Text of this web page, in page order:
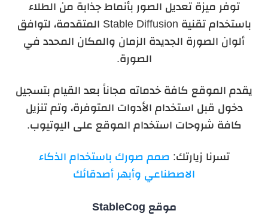
توفر ميزة تعديل الصور بأنماط جذابة من الطلاء
باستخدامتقنية Stable Diffusion المتقدمة، لتوافق
ألوان الصورة الجديدة الزمان والمكان المحدد في
الصورة.
يقدم الموقع كافة خدماته مجاناً بعد القيام بتسجيل
دخول قبل استخدام الأدوات المتوفرة، وتم تنزيل
كافة شروحات استخدام الموقع على اليوتيوب.
تسرنا زيارتك: صمم صورك باستخدام الذكاء
الاصطناعي وأبهر أصدقائك
موقع StableCog